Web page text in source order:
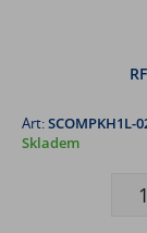
Art:SCOMPKH1L-
Skladem